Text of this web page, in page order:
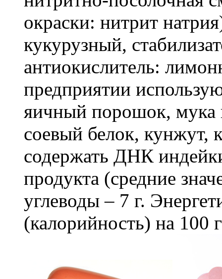
окраски: нитрит
кукурузный,
антиокислитель:
предприятии
яичный порошок, мука
соевый белок, кунжут,
содержать ДНК
продукта (средние
углеводы – 7 г.
(калорийность) на 100